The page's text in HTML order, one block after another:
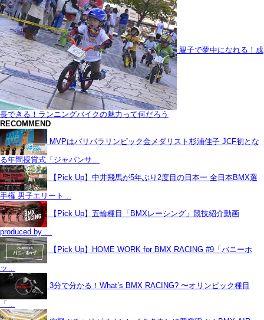
親子で夢中になれる！成
長できる！ランニングバイクの魅力って何だろう
RECOMMEND
MVPはパリパラリンピック金メダリスト杉浦佳子 JCF初とな
る年間授賞式「ジャパンサ…
【Pick Up】中井飛馬が5年ぶり2度目の日本一 全日本BMX選
手権 男子エリート…
【Pick Up】五輪種目「BMXレーシング」競技紹介動画
produced by …
【Pick Up】HOME WORK for BMX RACING #9「バニーホ
ッ…
3分で分かる！What’s BMX RACING? 〜オリンピック種目
「…